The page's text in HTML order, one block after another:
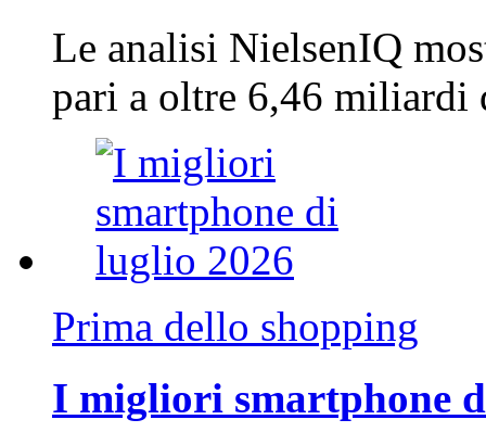
Le analisi NielsenIQ
pari a oltre 6,46
Prima dello shopping
I migliori smartphone